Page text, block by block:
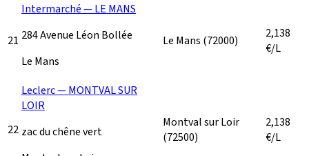
21
Intermarché — LE MANS
284 Avenue Léon Bollée
Le Mans
Le Mans (72000)
2,138
€/L
22
Leclerc — MONTVAL SUR
LOIR
zac du chêne vert
Montval sur Loir
(72500)
2,138
€/L